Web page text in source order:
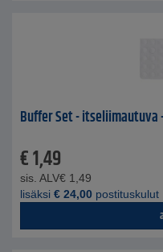
Buffer Set - itseliimautuva
€1,49
sis. ALV€ 1,49
lisäksi € 24,00 postituskulut